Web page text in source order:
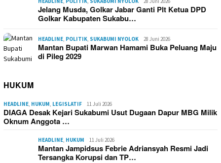
Jelang Musda, Golkar Jabar Ganti Plt Ketua DPD
Golkar Kabupaten Sukabu…
HEADLINE POLITIK SUKABUMI NYOLOK 28 Juni 2026
Mantan Bupati Marwan Hamami Buka Peluang Maju
di Pileg 2029
HUKUM
HEADLINE HUKUM LEGISLATIF 11 Juli 2026
DIAGA Desak Kejari Sukabumi Usut Dugaan Dapur MBG Milik
Oknum Anggota …
HEADLINE HUKUM 11 Juli 2026
Mantan Jampidsus Febrie Adriansyah Resmi Jadi
Tersangka Korupsi dan TP…